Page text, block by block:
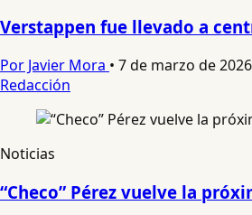
Verstappen fue llevado a
Por Javier Mora • 7 de marzo de
Redacción
Noticias
“Checo” Pérez vuelve la